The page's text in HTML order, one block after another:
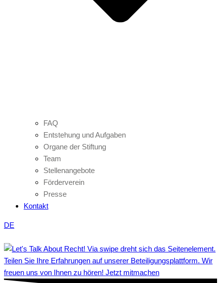
FAQ
Entstehung und Aufgaben
Organe der Stiftung
Team
Stellenangebote
Förderverein
Presse
Kontakt
DE
Teilen Sie Ihre Erfahrungen auf unserer Beteiligungsplattform. Wir
freuen uns von Ihnen zu hören! Jetzt mitmachen